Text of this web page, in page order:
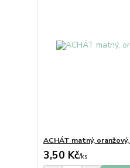
ACHÁT matný,
3,50 Kč/ks